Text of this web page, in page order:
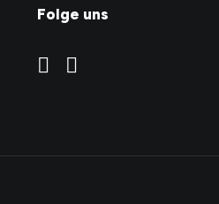
Folge uns